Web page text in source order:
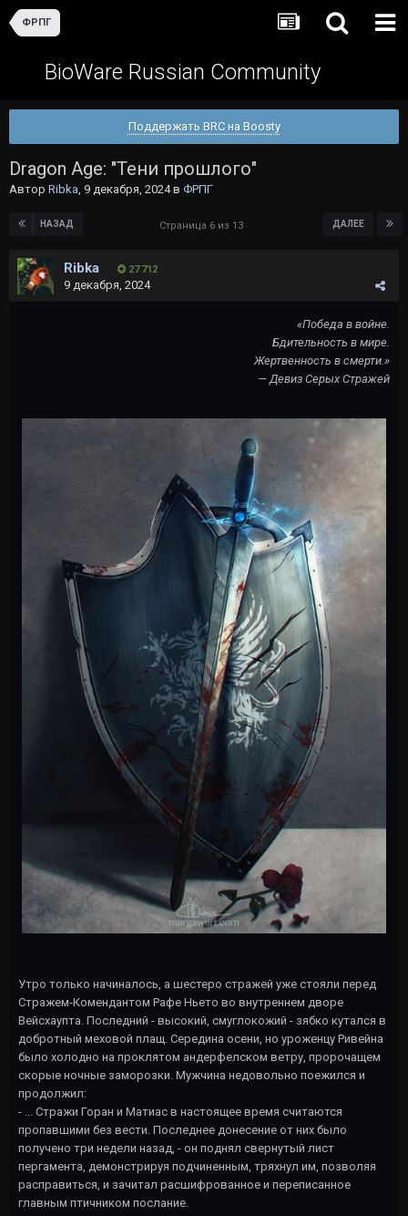
ФРПГ
BioWare Russian Community
Поддержать BRC на Boosty
Dragon Age: "Тени прошлого"
Автор Ribka, 9 декабря, 2024в ФРПГ
НАЗАД ДАЛЕЕ
Страница 6 из 13
Ribka 27 712
9 декабря, 2024
«Победа в войне.
Бдительность в мире.
Жертвенность в смерти.»
— Девиз Серых Стражей
Утро только начиналось, а шестеро стражей уже стояли перед
Стражем-Комендантом Рафе Ньето во внутреннем дворе
Вейсхаупта. Последний - высокий, смуглокожий - зябко кутался в
добротный меховой плащ. Середина осени, но уроженцу Ривейна
было холодно на проклятом андерфелском ветру, пророчащем
скорые ночные заморозки. Мужчина недовольно поежился и
продолжил:
- ... Стражи Горан и Матиас в настоящее время считаются
пропавшими без вести. Последнее донесение от них было
получено три недели назад, - он поднял свернутый лист
пергамента, демонстрируя подчиненным, тряхнул им, позволяя
расправиться, и зачитал расшифрованное и переписанное
главным птичником послание.